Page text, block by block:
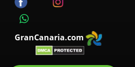
GranCanaria.com